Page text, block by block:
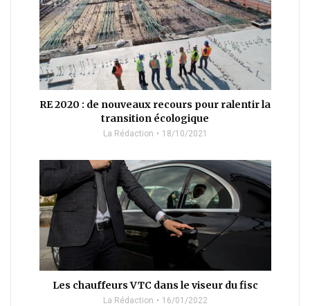
RE 2020 : de nouveaux recours pour ralentir la
transition écologique
La Rédaction 18/10/2021
Les chauffeurs VTC dans le viseur du fisc
La Rédaction 16/01/2022